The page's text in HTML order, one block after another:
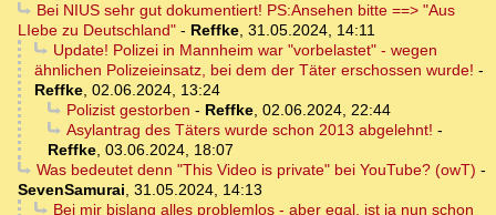
Bei NIUS sehr gut dokumentiert! PS:Ansehen bitte ==> "Aus
LIebe zu Deutschland" - Reffke, 31.05.2024, 14:11
Update! Polizei in Mannheim war "vorbelastet" - wegen
ähnlichen Polizeieinsatz, bei dem der Täter erschossen wurde! -
Reffke, 02.06.2024, 13:24
Polizist gestorben - Reffke, 02.06.2024, 22:44
Asylantrag des Täters wurde schon 2013 abgelehnt! -
Reffke, 03.06.2024, 18:07
Was bedeutet denn "This Video is private" bei YouTube? (owT) -
SevenSamurai, 31.05.2024, 14:13
Bei mir bislang alles problemlos - aber egal, ist ja nun schon